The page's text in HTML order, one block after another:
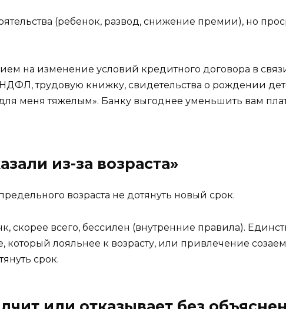
(ребенок, развод, снижение премии), но
на изменение условий кредитного договора в
трудовую книжку, свидетельства о рождении
меня тяжелым». Банку выгоднее уменьшить вам
из-за возраста»
возраста не дотянуть новый срок.
скорее всего, бессилен (внутренние правила).
лояльнее к возрасту, или привлечение
срок.